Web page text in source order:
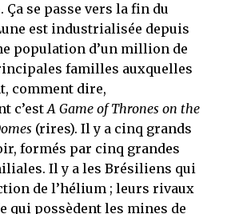
Ça se passe vers la fin du
est industrialisée depuis
population d’un million de
familles auxquelles
comment dire,
c’estA Game of Thrones on the
(rires). Il y a cinq grands
formés par cinq grandes
Il y a les Brésiliens qui
de l’hélium ; leurs rivaux
qui possèdent les mines de